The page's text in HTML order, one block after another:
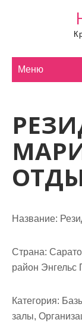
Меню
Название:
Страна:
район Энгельс
Категория:
залы,